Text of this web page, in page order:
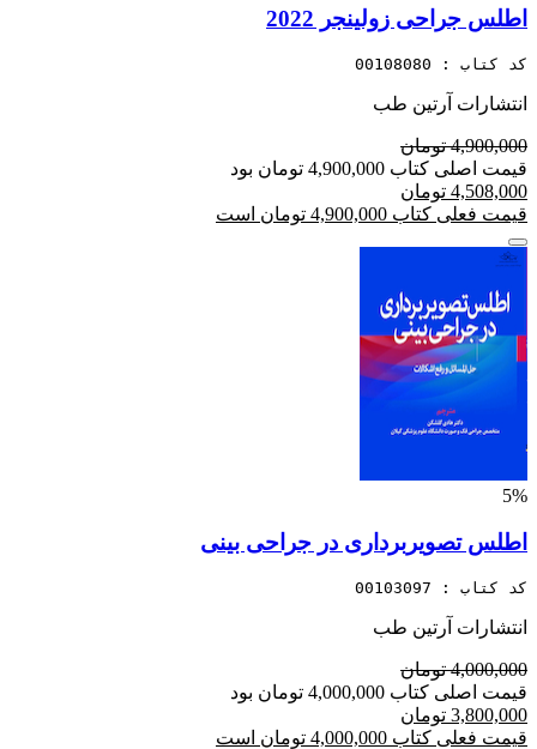
اطلس جراحی زولینجر 2022
کد کتاب : 00108080
انتشارات آرتین طب
4,900,000 تومان
قیمت اصلی کتاب 4,900,000 تومان بود
4,508,000 تومان
قیمت فعلی کتاب 4,900,000 تومان است
5%
اطلس تصویربرداری در جراحی بینی
کد کتاب : 00103097
انتشارات آرتین طب
4,000,000 تومان
قیمت اصلی کتاب 4,000,000 تومان بود
3,800,000 تومان
قیمت فعلی کتاب 4,000,000 تومان است